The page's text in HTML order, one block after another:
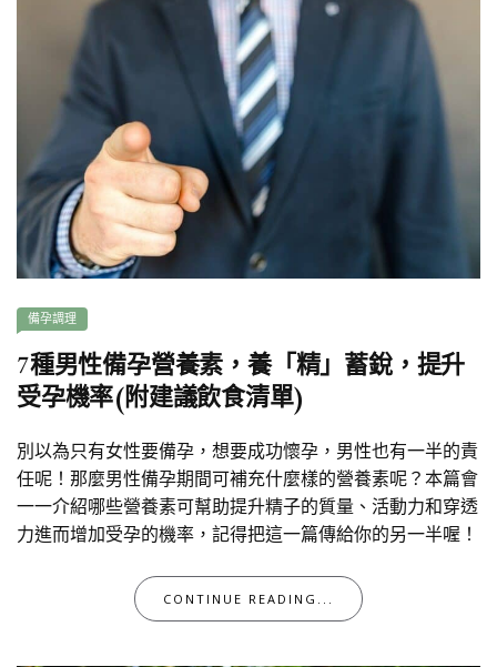
備孕調理
7種男性備孕營養素，養「精」蓄銳，提升
受孕機率(附建議飲食清單)
別以為只有女性要備孕，想要成功懷孕，男性也有一半的責
任呢！那麼男性備孕期間可補充什麼樣的營養素呢？本篇會
一一介紹哪些營養素可幫助提升精子的質量、活動力和穿透
力進而增加受孕的機率，記得把這一篇傳給你的另一半喔！
CONTINUE READING...